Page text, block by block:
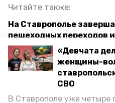
«Девчата
женщины-
СВО
В Ставрополе уже четыре
Читайте также:
На Ставрополье
пешеходных переходов
Ремонт тротуаров на
Ставрополе выполнили
В Ставрополе
тупик, пострадавший от